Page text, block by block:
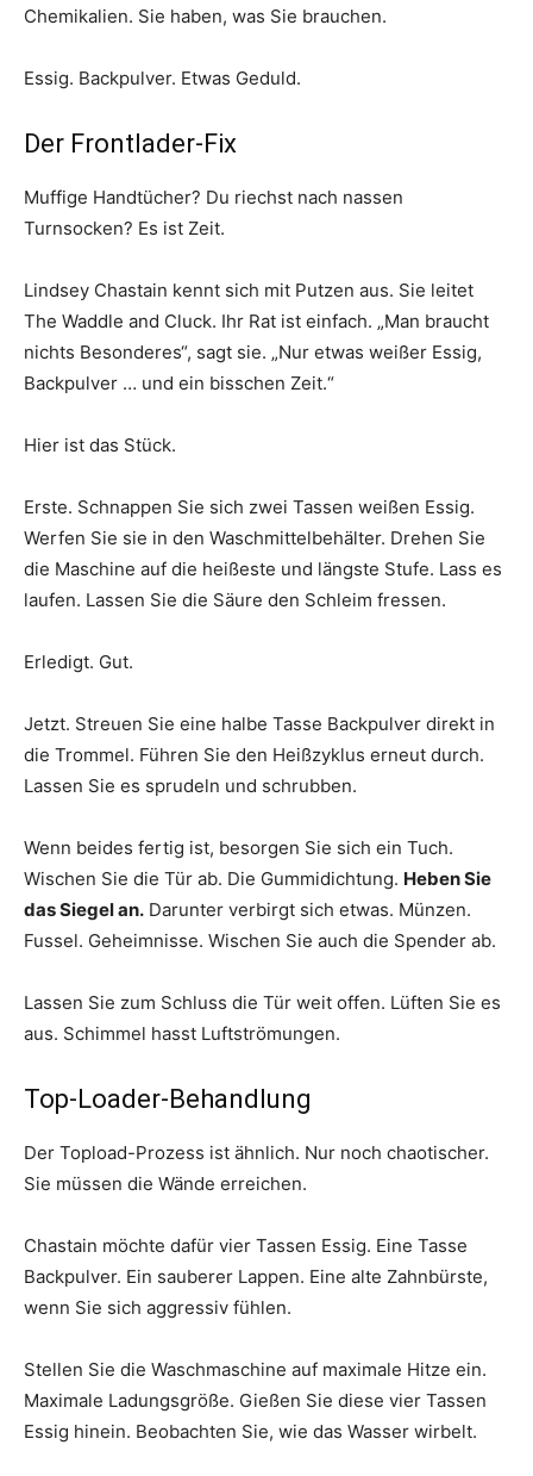
Chemikalien. Sie haben, was Sie brauchen.
Essig. Backpulver. Etwas Geduld.
Der Frontlader-Fix
Muffige Handtücher? Du riechst nach nassen
Turnsocken? Es ist Zeit.
Lindsey Chastain kennt sich mit Putzen aus. Sie leitet
The Waddle and Cluck. Ihr Rat ist einfach. „Man braucht
nichts Besonderes“, sagt sie. „Nur etwas weißer Essig,
Backpulver … und ein bisschen Zeit.“
Hier ist das Stück.
Erste. Schnappen Sie sich zwei Tassen weißen Essig.
Werfen Sie sie in den Waschmittelbehälter. Drehen Sie
die Maschine auf die heißeste und längste Stufe. Lass es
laufen. Lassen Sie die Säure den Schleim fressen.
Erledigt. Gut.
Jetzt. Streuen Sie eine halbe Tasse Backpulver direkt in
die Trommel. Führen Sie den Heißzyklus erneut durch.
Lassen Sie es sprudeln und schrubben.
Wenn beides fertig ist, besorgen Sie sich ein Tuch.
Wischen Sie die Tür ab. Die Gummidichtung. Heben Sie
das Siegel an. Darunter verbirgt sich etwas. Münzen.
Fussel. Geheimnisse. Wischen Sie auch die Spender ab.
Lassen Sie zum Schluss die Tür weit offen. Lüften Sie es
aus. Schimmel hasst Luftströmungen.
Top-Loader-Behandlung
Der Topload-Prozess ist ähnlich. Nur noch chaotischer.
Sie müssen die Wände erreichen.
Chastain möchte dafür vier Tassen Essig. Eine Tasse
Backpulver. Ein sauberer Lappen. Eine alte Zahnbürste,
wenn Sie sich aggressiv fühlen.
Stellen Sie die Waschmaschine auf maximale Hitze ein.
Maximale Ladungsgröße. Gießen Sie diese vier Tassen
Essig hinein. Beobachten Sie, wie das Wasser wirbelt.